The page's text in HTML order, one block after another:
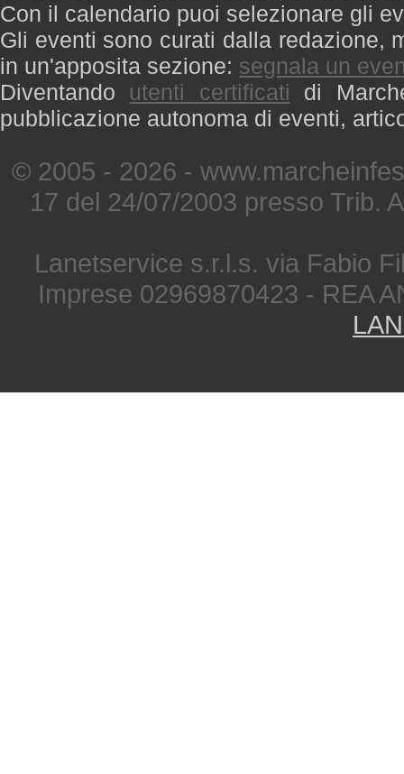
Con il calendario puoi selezionare gli
Gli eventi sono curati dalla redazione,
in un'apposita sezione: segnala un
Diventando utenti certificati di
pubblicazione autonoma di eventi,
© 2005 - 2026 -
17 del 24/07/2003 presso Trib.
Lanetservice s.r.l.s. via Fabio
Imprese 02969870423 - REA